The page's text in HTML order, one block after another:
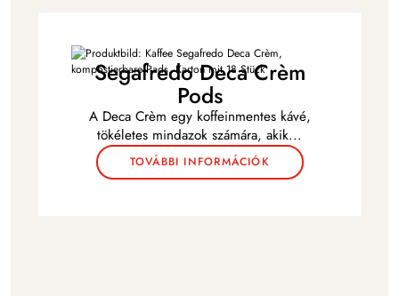
Segafredo Deca Crèm
Pods
A Deca Crèm egy koffeinmentes kávé,
tökéletes mindazok számára, akik...
TOVÁBBI INFORMÁCIÓK